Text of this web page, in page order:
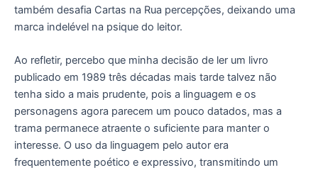
também desafia Cartas na Rua percepções, deixando uma
marca indelével na psique do leitor.
Ao refletir, percebo que minha decisão de ler um livro
publicado em 1989 três décadas mais tarde talvez não
tenha sido a mais prudente, pois a linguagem e os
personagens agora parecem um pouco datados, mas a
trama permanece atraente o suficiente para manter o
interesse. O uso da linguagem pelo autor era
frequentemente poético e expressivo, transmitindo um